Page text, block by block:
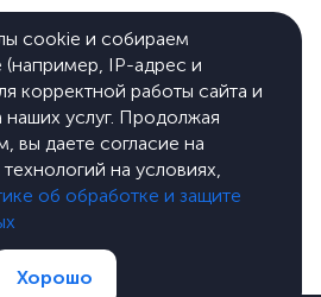
cookie и собираем
(например, IP-адрес и
корректной работы сайта и
услуг. Продолжая
вы даете согласие на
на условиях,
об обработке и защите
Хорошо